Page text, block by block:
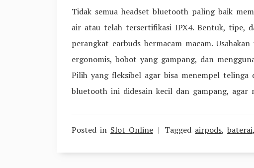
Tidak semua headset bluetooth paling baik
air atau telah tersertifikasi IPX4. Bentuk, tipe,
perangkat earbuds bermacam-macam.
ergonomis, bobot yang gampang, dan
Pilih yang fleksibel agar bisa menempel
bluetooth ini didesain kecil dan gampang,
Posted in Slot Online Tagged airpods, baterai,